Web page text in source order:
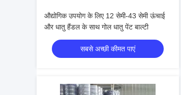
औद्योगिक उपयोग के लिए 12 सेमी-43 सेमी ऊंचाई
और धातु हैंडल के साथ गोल धातु पेंट बाल्टी
सबसे अच्छी कीमत पाएं